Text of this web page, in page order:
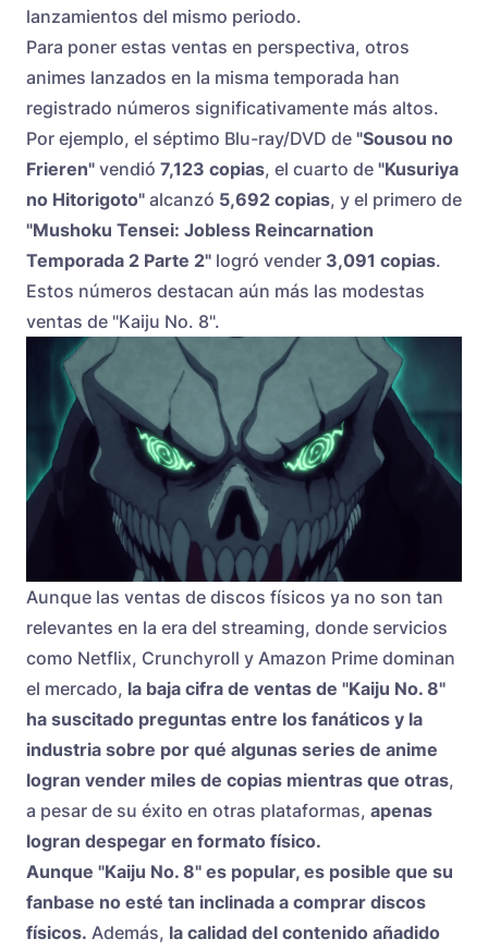
lanzamientos del mismo periodo.
Para poner estas ventas en perspectiva, otros
animes lanzados en la misma temporada han
registrado números significativamente más altos.
Por ejemplo, el séptimo Blu-ray/DVD de "Sousou no
Frieren" vendió 7,123 copias, el cuarto de "Kusuriya
no Hitorigoto" alcanzó 5,692 copias, y el primero de
"Mushoku Tensei: Jobless Reincarnation
Temporada 2 Parte 2" logró vender 3,091 copias.
Estos números destacan aún más las modestas
ventas de "Kaiju No. 8".
Aunque las ventas de discos físicos ya no son tan
relevantes en la era del streaming, donde servicios
como Netflix, Crunchyroll y Amazon Prime dominan
el mercado, la baja cifra de ventas de "Kaiju No. 8"
ha suscitado preguntas entre los fanáticos y la
industria sobre por qué algunas series de anime
logran vender miles de copias mientras que otras,
a pesar de su éxito en otras plataformas, apenas
logran despegar en formato físico.
Aunque "Kaiju No. 8" es popular, es posible que su
fanbase no esté tan inclinada a comprar discos
físicos. Además, la calidad del contenido añadido